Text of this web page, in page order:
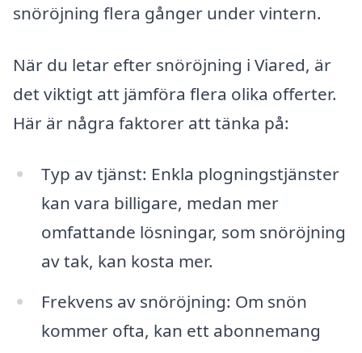
snöröjning flera gånger under vintern.
När du letar efter snöröjning i Viared, är
det viktigt att jämföra flera olika offerter.
Här är några faktorer att tänka på:
Typ av tjänst: Enkla plogningstjänster
kan vara billigare, medan mer
omfattande lösningar, som snöröjning
av tak, kan kosta mer.
Frekvens av snöröjning: Om snön
kommer ofta, kan ett abonnemang